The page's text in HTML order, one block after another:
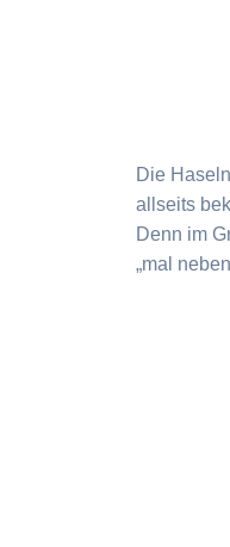
Die
allseits
Denn im
„mal